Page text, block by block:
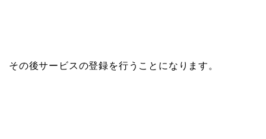
その後サービスの登録を行うことになります。